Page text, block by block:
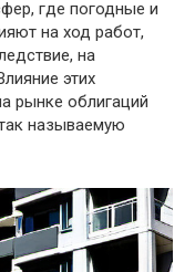
где погодные и
на ход работ,
на
этих
рынке облигаций
называемую